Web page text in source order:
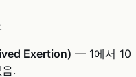
Exertion) — 1에서 10
.